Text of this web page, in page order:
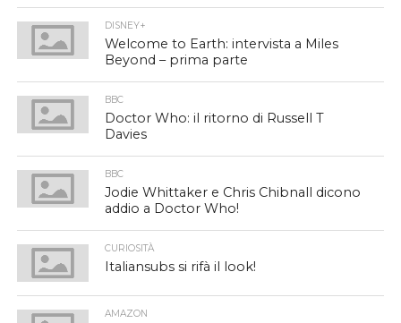
DISNEY+
Welcome to Earth: intervista a Miles
Beyond – prima parte
BBC
Doctor Who: il ritorno di Russell T
Davies
BBC
Jodie Whittaker e Chris Chibnall dicono
addio a Doctor Who!
CURIOSITÀ
Italiansubs si rifà il look!
AMAZON